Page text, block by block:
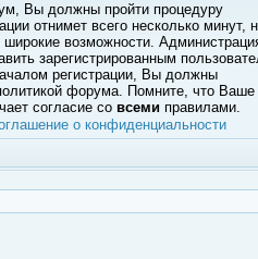
Вы должны пройти процедуру
отнимет всего несколько минут,
возможности.
зарегистрированным
регистрации, Вы должны
форума. Помните, что Ваше
согласие со всеми правилами.
о конфиденциальности